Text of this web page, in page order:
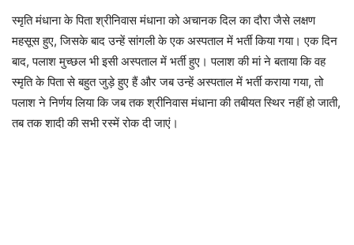
स्मृति मंधाना के पिता श्रीनिवास मंधाना को अचानक दिल का दौरा जैसे लक्षण
महसूस हुए, जिसके बाद उन्हें सांगली के एक अस्पताल में भर्ती किया गया। एक दिन
बाद, पलाश मुच्छल भी इसी अस्पताल में भर्ती हुए। पलाश की मां ने बताया कि वह
स्मृति के पिता से बहुत जुड़े हुए हैं और जब उन्हें अस्पताल में भर्ती कराया गया, तो
पलाश ने निर्णय लिया कि जब तक श्रीनिवास मंधाना की तबीयत स्थिर नहीं हो जाती,
तब तक शादी की सभी रस्में रोक दी जाएं।